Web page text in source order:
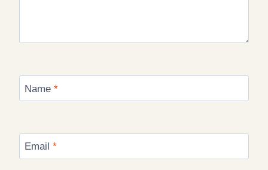
Name *
Email *